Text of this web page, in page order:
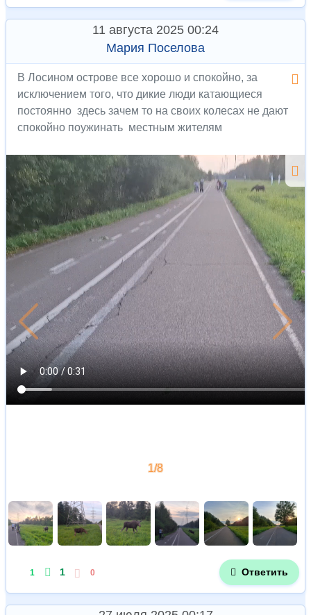
11 августа 2025 00:24
Мария Поселова
В Лосином острове все хорошо и спокойно, за
исключением того, что дикие люди катающиеся
постоянно здесь зачем то на своих колесах не дают
спокойно поужинать местным жителям
1/8
Позже
1 1 0 Ответить